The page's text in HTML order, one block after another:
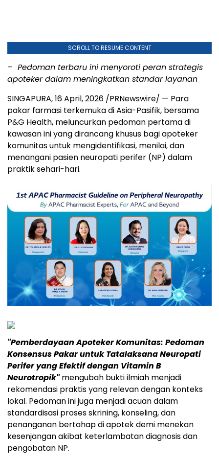
SCROLL TO RESUME CONTENT
– Pedoman terbaru ini menyoroti peran strategis
apoteker dalam meningkatkan standar layanan
SINGAPURA,16 April, 2026 /PRNewswire/ — Para
pakar farmasi terkemuka di Asia-Pasifik, bersama
P&G Health, meluncurkan pedoman pertama di
kawasan ini yang dirancang khusus bagi apoteker
komunitas untuk mengidentifikasi, menilai, dan
menangani pasien neuropati perifer (NP) dalam
praktik sehari-hari.
"Pemberdayaan Apoteker Komunitas: Pedoman
Konsensus Pakar untuk Tatalaksana Neuropati
Perifer yang Efektif dengan Vitamin B
Neurotropik"mengubah bukti ilmiah menjadi
rekomendasi praktis yang relevan dengan konteks
lokal. Pedoman ini juga menjadi acuan dalam
standardisasi proses skrining, konseling, dan
penanganan bertahap di apotek demi menekan
kesenjangan akibat keterlambatan diagnosis dan
pengobatan NP.